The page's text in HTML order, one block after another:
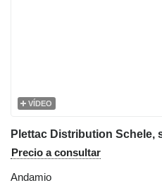
VÍDEO
Precio a consultar
Andamio